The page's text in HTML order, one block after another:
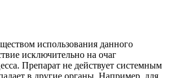
использования данного
исключительно на очаг
Препарат не действует системным
в другие органы. Например, для